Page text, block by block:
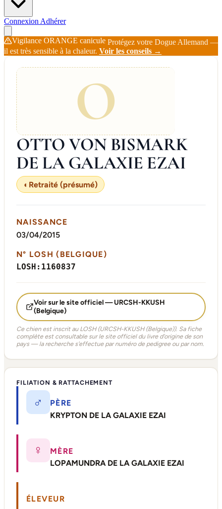
Connexion Adhérer
Vigilance ORANGE canicule Protégez votre Dogue Allemand —
il est très sensible à la chaleur. Voir les conseils →
O
OTTO VON BISMARK
DE LA GALAXIE EZAI
◐ Retraité (présumé)
NAISSANCE
03/04/2015
N° LOSH (BELGIQUE)
LOSH:1160837
Voir sur le site officiel — URCSH-KKUSH
(Belgique)
Ce chien est inscrit au LOSH (URCSH-KKUSH (Belgique)). Sa fiche
complète est consultable sur le site officiel du livre d'origine de son
pays — la recherche s'effectue par numéro de pedigree ou par nom.
FILIATION & RATTACHEMENT
♂
PÈRE
KRYPTON DE LA GALAXIE EZAI
♀
MÈRE
LOPAMUNDRA DE LA GALAXIE EZAI
ÉLEVEUR